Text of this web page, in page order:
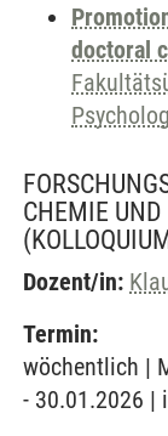
doctoral
CHEMIE UND
Dozent/in:
Termin:
wöchentlich |
- 30.01.2026 |